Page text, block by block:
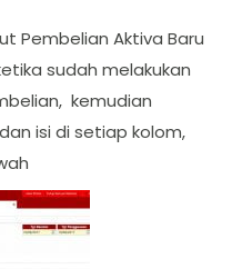
Pembelian Aktiva Baru
sudah melakukan
kemudian
isi di setiap kolom,